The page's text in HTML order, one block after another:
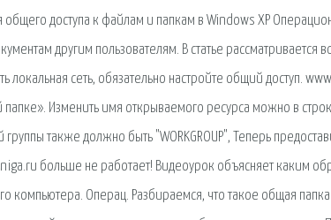
общего доступа к файлам и папкам в Windows XP
другим пользователям. В статье рассматривается
локальная сеть, обязательно настройте общий доступ.
папке». Изменить имя открываемого ресурса можно в
также должно быть "WORKGROUP", Теперь
больше не работает! Видеоурок объясняет каким
компьютера. Операц. Разбираемся, что такое общая